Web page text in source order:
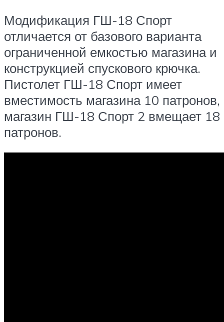
Модификация ГШ-18 Спорт
отличается от базового варианта
ограниченной емкостью магазина и
конструкцией спускового крючка.
Пистолет ГШ-18 Спорт имеет
вместимость магазина 10 патронов,
магазин ГШ-18 Спорт 2 вмещает 18
патронов.